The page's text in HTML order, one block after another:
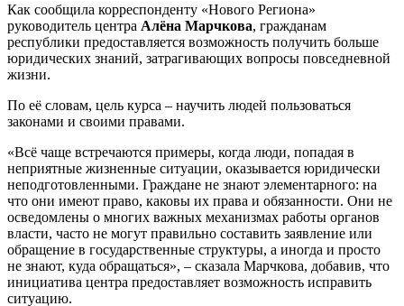
Как сообщила корреспонденту «Нового Региона»
руководитель центра Алёна Марчкова, гражданам
республики предоставляется возможность получить больше
юридических знаний, затрагивающих вопросы повседневной
жизни.
По её словам, цель курса – научить людей пользоваться
законами и своими правами.
«Всё чаще встречаются примеры, когда люди, попадая в
неприятные жизненные ситуации, оказывается юридически
неподготовленными. Граждане не знают элементарного: на
что они имеют право, каковы их права и обязанности. Они не
осведомлены о многих важных механизмах работы органов
власти, часто не могут правильно составить заявление или
обращение в государственные структуры, а иногда и просто
не знают, куда обращаться», – сказала Марчкова, добавив, что
инициатива центра предоставляет возможность исправить
ситуацию.